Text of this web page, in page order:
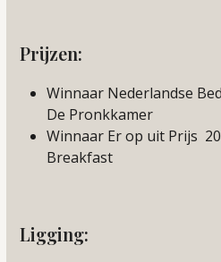
Prijzen:
Winnaar Nederlandse
De Pronkkamer
Winnaar Er op uit Prijs
Breakfast
Ligging: